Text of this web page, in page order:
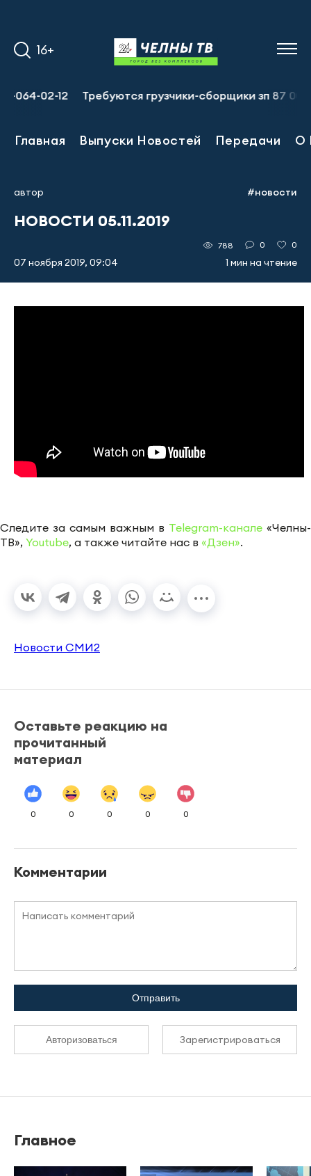
16+
02-12 Требуются грузчики-сборщики зп 87 000
Главная Выпуски Новостей Передачи О
автор #новости
НОВОСТИ 05.11.2019
07 ноября 2019, 09:04
788 0 0
1 мин на чтение
Следите за самым важным в Telegram-канале «Челны-
ТВ», Youtube, а также читайте нас в «Дзен».
Новости СМИ2
Оставьте реакцию на
прочитанный
материал
0 0 0 0 0
Комментарии
Отправить
Авторизоваться Зарегистрироваться
Главное